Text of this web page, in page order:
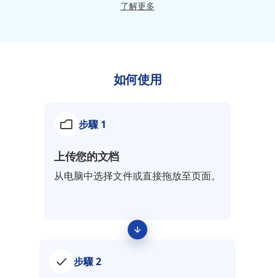
了解更多
如何使用
步驟 1
上传您的文档
从电脑中选择文件或直接拖放至页面。
步驟 2